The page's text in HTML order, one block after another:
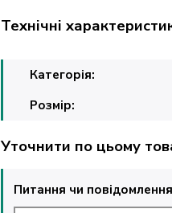
Технічні
Категорія:
Розмір:
Уточнити по цьому
Питання чи